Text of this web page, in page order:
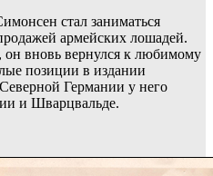
стал заниматься
армейских лошадей.
вновь вернулся к любимому
позиции в издании
Германии у него
и Шварцвальде.